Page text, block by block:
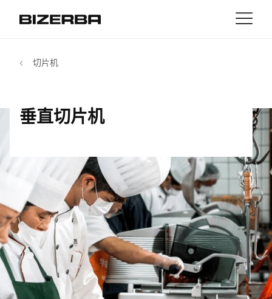
行业
经验
服务与支持
公司
MyBizerba
cn
美国
澳大利亚
非洲
全球网站
垂直切片机
切片机